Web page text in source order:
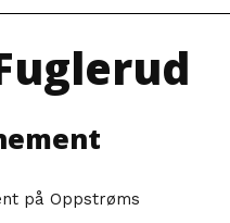
på Oppstrøms